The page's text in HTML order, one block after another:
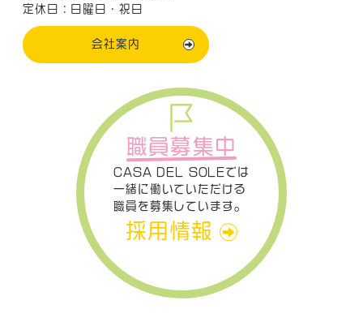
定休日：日曜日・祝日
会社案内
職員募集中
CASA DEL SOLEでは
一緒に働いていただける
職員を募集しています。
採用情報